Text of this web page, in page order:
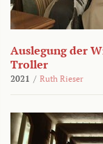
Auslegung der
Troller
2021 / Ruth Rieser